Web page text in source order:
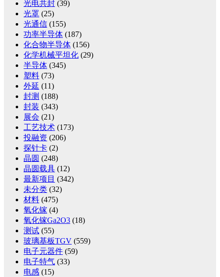
光电共封 (39)
光罩 (25)
光通信 (155)
功率半导体 (187)
化合物半导体 (156)
化学机械平坦化 (29)
半导体 (345)
塑料 (73)
外延 (11)
封测 (188)
封装 (343)
展会 (21)
工艺技术 (173)
投融资 (206)
探针卡 (2)
晶圆 (248)
晶圆载具 (12)
最新项目 (342)
未分类 (32)
材料 (475)
氧化镓 (4)
氧化镓Ga2O3 (18)
测试 (55)
玻璃基板TGV (559)
电子元器件 (59)
电子特气 (33)
电感 (15)